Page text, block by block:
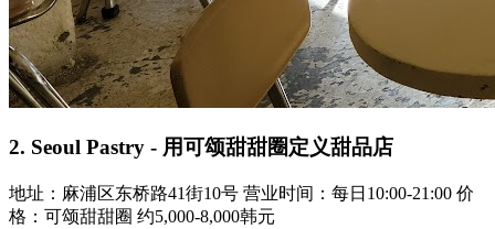
2. Seoul Pastry - 用可颂甜甜圈定义甜品店
地址：麻浦区东桥路41街10号 营业时间：每日10:00-21:00 价
格：可颂甜甜圈 约5,000-8,000韩元